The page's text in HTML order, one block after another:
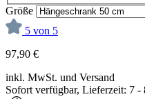
Größe
5 von 5
97,90 €
inkl. MwSt. und Versand
Sofort verfügbar, Lieferzeit: 7 -